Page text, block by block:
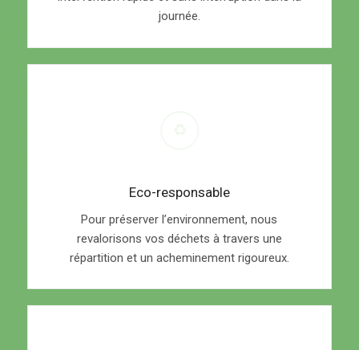
journée.
Eco-responsable
Pour préserver l’environnement, nous
revalorisons vos déchets à travers une
répartition et un acheminement rigoureux.